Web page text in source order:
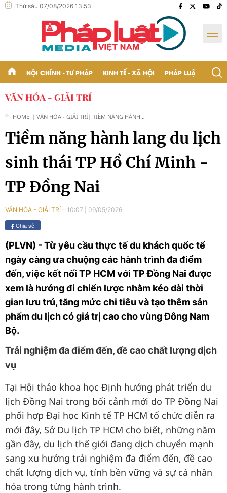
Thứ sáu 07/08/2026 13:53
NỘI CHÍNH - TƯ PHÁP KINH TẾ - XÃ HỘI PHÁP LUẬT - BẠN
VĂN HÓA - GIẢI TRÍ
HOME | VĂN HÓA - GIẢI TRÍ| TIỀM NĂNG HÀNH
THÁI TP HỒ CHÍ MINH -
TP ĐỒNG NAI
Tiềm năng hành lang du lịch
sinh thái TP Hồ Chí Minh -
TP Đồng Nai
VĂN HÓA - GIẢI TRÍ 10:07 09/05/2026
Chia sẻ
(PLVN) - Từ yêu cầu thực tế du khách quốc tế
ngày càng ưa chuộng các hành trình đa điểm
đến, việc kết nối TP HCM với TP Đồng Nai được
xem là hướng đi chiến lược nhằm kéo dài thời
gian lưu trú, tăng mức chi tiêu và tạo thêm sản
phẩm du lịch có giá trị cao cho vùng Đông Nam
Bộ.
Trải nghiệm đa điểm đến, đề cao chất lượng dịch
vụ
Tại Hội thảo khoa học Định hướng phát triển du
lịch Đồng Nai trong bối cảnh mới do TP Đồng Nai
phối hợp Đại học Kinh tế TP HCM tổ chức diễn ra
mới đây, Sở Du lịch TP HCM cho biết, những năm
gần đây, du lịch thế giới đang dịch chuyển mạnh
sang xu hướng trải nghiệm đa điểm đến, đề cao
chất lượng dịch vụ, tính bền vững và sự cá nhân
hóa trong từng hành trình.